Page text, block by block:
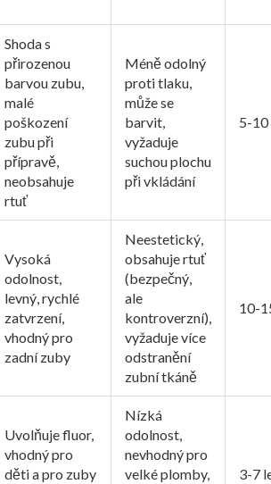
Shoda s
přirozenou
barvou zubu,
malé
poškození
zubu při
přípravě,
neobsahuje
rtuť
Méně odolný
proti tlaku,
může se
barvit,
vyžaduje
suchou plochu
při vkládání
5-
Vysoká
odolnost,
levný, rychlé
zatvrzení,
vhodný pro
zadní zuby
Neestetický,
obsahuje rtuť
(bezpečný,
ale
kontroverzní),
vyžaduje více
odstranění
zubní tkáně
10-
Uvolňuje fluor,
vhodný pro
děti a pro zuby
Nízká
odolnost,
nevhodný pro
velké plomby,
3-7